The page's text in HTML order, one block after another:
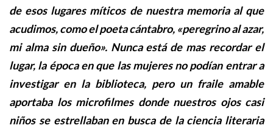
de esos lugares míticos de nuestra memoria al que
acudimos, como el poeta cántabro, «peregrino al azar,
mi alma sin dueño». Nunca está de mas recordar el
lugar, la época en que las mujeres no podían entrar a
investigar en la biblioteca, pero un fraile amable
aportaba los microfilmes donde nuestros ojos casi
niños se estrellaban en busca de la ciencia literaria